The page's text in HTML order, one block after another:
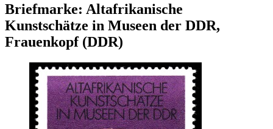
Briefmarke: Altafrikanische
Kunstschätze in Museen der DDR,
Frauenkopf (DDR)